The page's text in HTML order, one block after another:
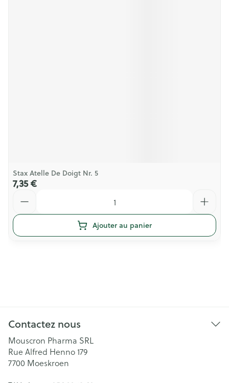
Stax Atelle De Doigt Nr. 5
7,35 €
Ajouter au panier
Contactez nous
Mouscron Pharma SRL
Rue Alfred Henno 179
7700 Moeskroen